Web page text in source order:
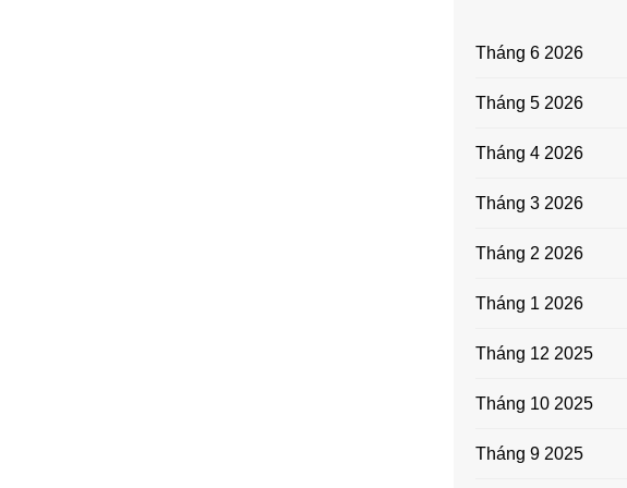
Tháng 6 2026
Tháng 5 2026
Tháng 4 2026
Tháng 3 2026
Tháng 2 2026
Tháng 1 2026
Tháng 12 2025
Tháng 10 2025
Tháng 9 2025